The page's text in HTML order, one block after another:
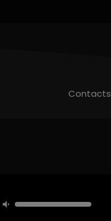
Contacts